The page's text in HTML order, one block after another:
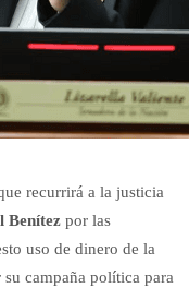
recurrirá a la justicia
Benítez por las
uso de dinero de la
campaña política para